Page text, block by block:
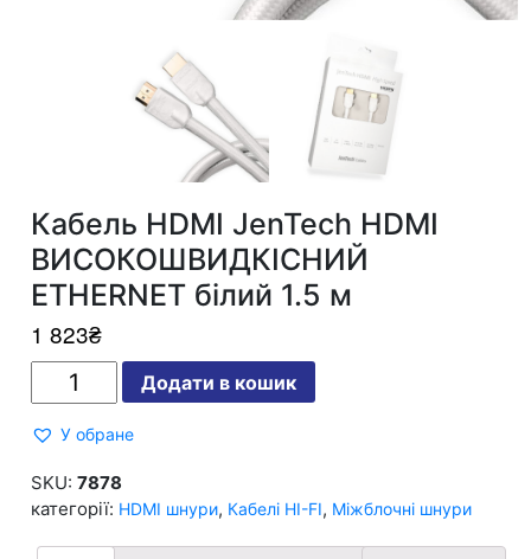
Кабель HDMI JenTech HDMI
ВИСОКОШВИДКІСНИЙ
ETHERNET білий 1.5 м
1 823₴
JenTech
ВИСОКОШВИДКІСНИЙ
білий
1.5
м
Додати в кошик
У обране
SKU:7878
категорії: HDMI шнури, Кабелі HI-FI, Міжблочні шнури